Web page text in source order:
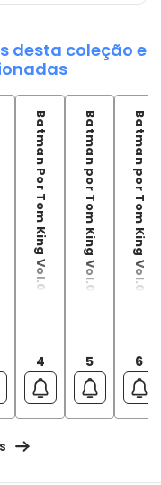
desta coleção e
Batman Por Tom King Vol.04
4
Batman por Tom King Vol.05
5
Batman por Tom King Vol.06
6